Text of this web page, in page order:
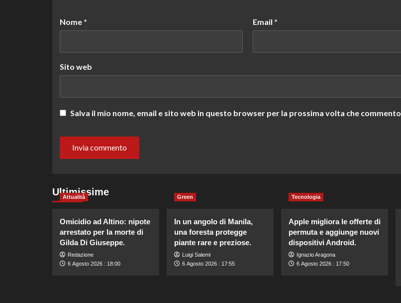
Nome * Email *
Sito web
Salva il mio nome, email e sito web in questo browser per la prossima volta che commento.
Ultimissime
Attualità
Omicidio ad Altino: nipote
arrestato per la morte di
Gilda Di Giuseppe.
Redazione
6 Agosto 2026 : 18:00
Green
In un angolo di Manila,
una foresta protegge
piante rare e preziose.
Luigi Salemi
6 Agosto 2026 : 17:55
Tecnologia
Apple migliora le offerte di
permuta e aggiunge nuovi
dispositivi Android.
Ignazio Aragona
6 Agosto 2026 : 17:50